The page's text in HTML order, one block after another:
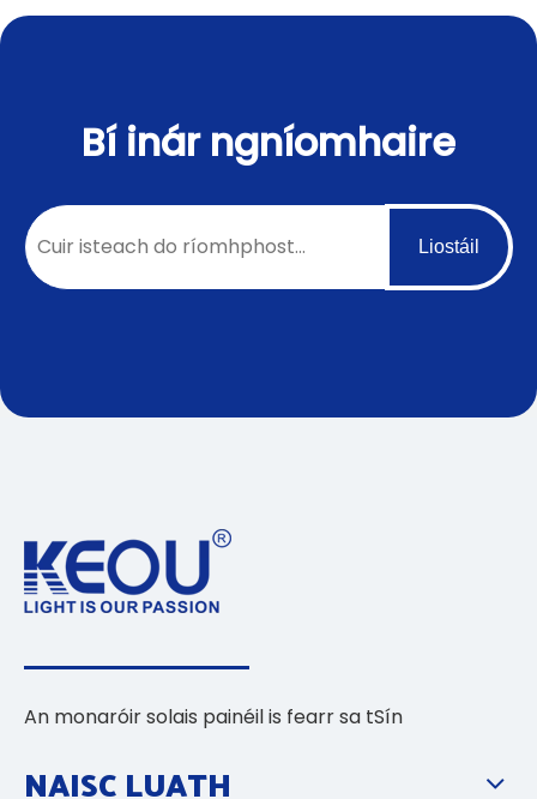
Bí inár ngníomhaire
Liostáil
An monaróir solais painéil is fearr sa tSín
NAISC LUATH